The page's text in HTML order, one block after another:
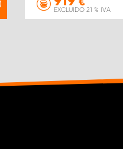
EXCLUIDO 21 % IVA